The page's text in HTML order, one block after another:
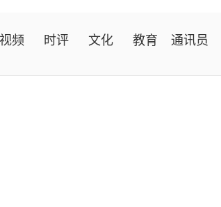
视频 时评 文化 教育 通讯员